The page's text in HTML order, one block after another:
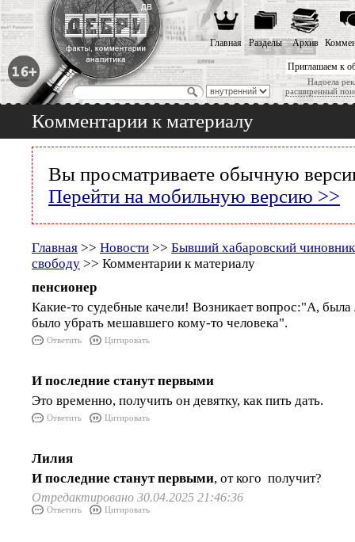
Приглашаем к
Надоела
расширенный
Главная Разделы Архив
Комментарии к материалу
Вы просматриваете обычную
Перейти на мобильную версию >>
Главная >> Новости >> Бывший хабаровский
свободу >> Комментарии к материалу
пенсионер
Какие-то судебные качели! Возникает вопрос:"А, была
было убрать мешавшего кому-то человека".
Ответить Цитировать
И последние станут первыми
Это временно, получить он девятку, как пить дать.
Ответить Цитировать
Лилия
И последние станут первыми, от кого получит?
Отредактировано 30.04.2025 21:46:36
Ответить Цитировать